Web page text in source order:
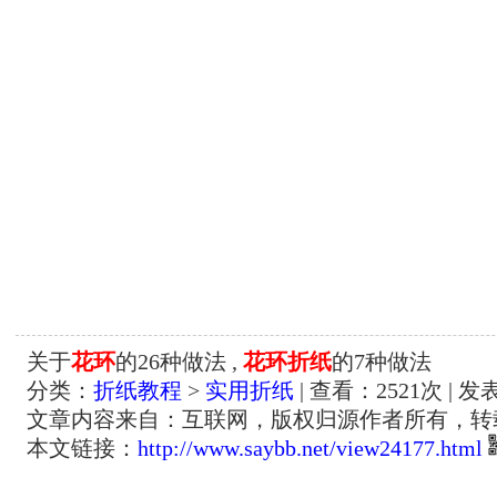
关于花环的26种做法 , 花环折纸的7种做法
分类： 折纸教程 > 实用折纸 | 查看： 2521次 | 发
文章内容来自：互联网，版权归源作者所有，
本文链接： http://www.saybb.net/view24177.html